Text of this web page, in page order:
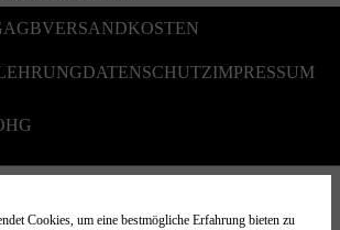
AGBVERSANDKOSTEN
DATENSCHUTZIMPRESSUM
Cookies, um eine bestmögliche Erfahrung bieten zu